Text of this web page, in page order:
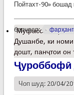
Пойтахт-90» бошад
барчасп:
Муфассалтаро
Душанбе, ки номи
дошт, панҷтои он
Ҷуроббофӣ
Чоп шуд: 20/04/